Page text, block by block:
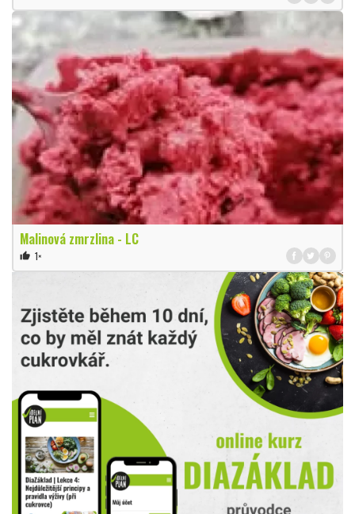
Malinová zmrzlina - LC
thumb_up 1×